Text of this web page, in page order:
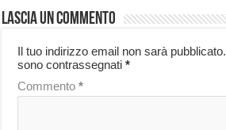
Lascia un commento
Il tuo indirizzo email non sarà pubblicato.
sono contrassegnati*
Commento*